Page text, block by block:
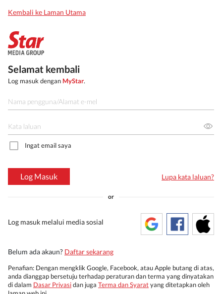
Kembali ke Laman Utama
Selamat kembali
Log masuk dengan MyStar.
Ingat email saya
Log Masuk Lupa kata laluan?
or
Log masuk melalui media sosial
Belum ada akaun? Daftar sekarang
Penafian: Dengan mengklik Google, Facebook, atau Apple butang di atas,
anda dianggap bersetuju terhadap peraturan dan terma yang dinyatakan
di dalam Dasar Privasidan juga Terma dan Syaratyang ditetapkan oleh